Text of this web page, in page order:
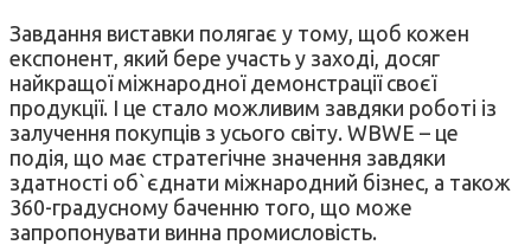
Завдання виставки полягає у тому, щоб кожен
експонент, який бере участь у заході, досяг
найкращої міжнародної демонстрації своєї
продукції. І це стало можливим завдяки роботі із
залучення покупців з усього світу. WBWE – це
подія, що має стратегічне значення завдяки
здатності об`єднати міжнародний бізнес, а також
360-градусному баченню того, що може
запропонувати винна промисловість.